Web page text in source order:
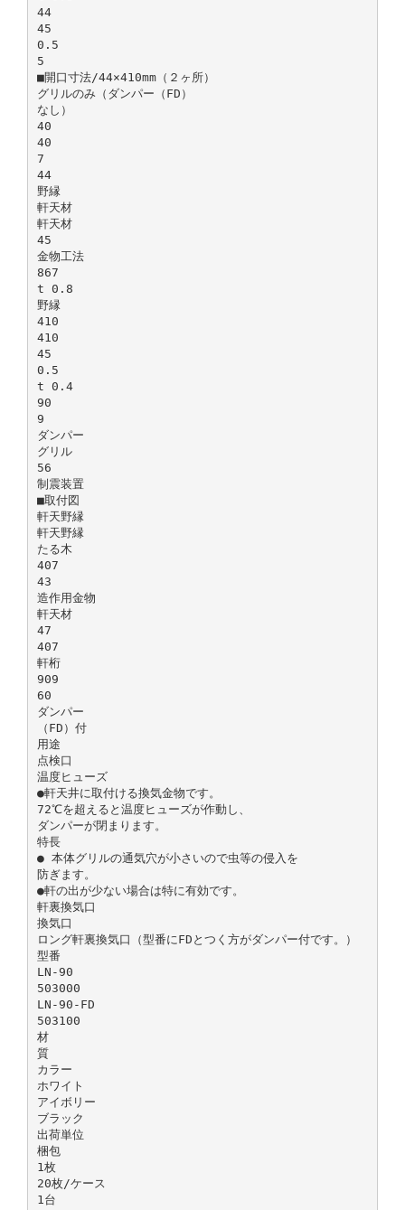
44
45
0.5
5
■開口寸法/44×410mm（２ヶ所）
グリルのみ（ダンパー（FD）
なし）
40
40
7
44
野縁
軒天材
軒天材
45
金物工法
867
t 0.8
野縁
410
410
45
0.5
t 0.4
90
9
ダンパー
グリル
56
制震装置
■取付図
軒天野縁
軒天野縁
たる木
407
43
造作用金物
軒天材
47
407
軒桁
909
60
ダンパー
（FD）付
用途
点検口
温度ヒューズ
●軒天井に取付ける換気金物です。
72℃を超えると温度ヒューズが作動し、
ダンパーが閉まります。
特長
● 本体グリルの通気穴が小さいので虫等の侵入を
防ぎます。
●軒の出が少ない場合は特に有効です。
軒裏換気口
換気口
ロング軒裏換気口（型番にFDとつく方がダンパー付です。）
型番
LN-90
503000
LN-90-FD
503100
材
質
カラー
ホワイト
アイボリー
ブラック
出荷単位
梱包
1枚
20枚/ケース
1台